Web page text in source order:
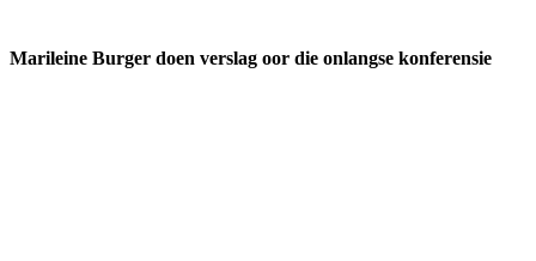
Marileine Burger doen verslag oor die onlangse konferensie